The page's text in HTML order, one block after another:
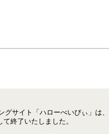
サイト「ハローべいびぃ」は、
終了いたしました。